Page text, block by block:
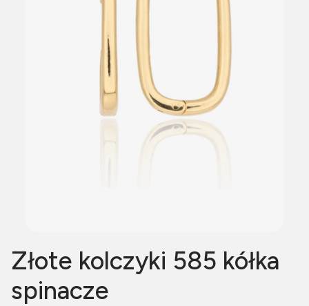
Złote kolczyki 585 kółka
spinacze